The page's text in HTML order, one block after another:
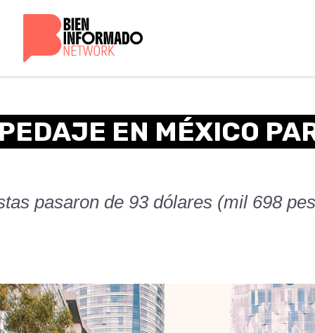
EN MÉXICO
pasaron de 93 dólares (mil 698